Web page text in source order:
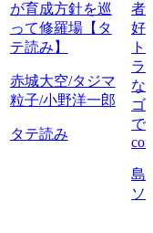
が育成方針を巡
って修羅場【タ
テ読み】
赤城大空/タジマ
粒子/小野洋一郎
タテ読み
者
好
ト
ラ
な
ゴ
で
島
ソ